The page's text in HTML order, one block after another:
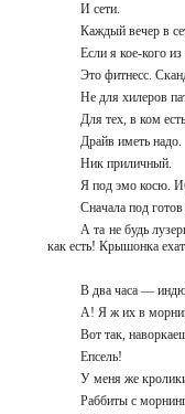
И сети.
Каждый вечер в
Если я кое-кого
Это фитнесс.
Не для хилеров
Для тех, в ком
Драйв иметь надо.
Ник приличный.
Я под эмо косю.
Сначала под
А та не будь
как есть! Крышонка
В два часа —
А! Я ж их в
Вот так,
Епсель!
У меня же
Раббиты с